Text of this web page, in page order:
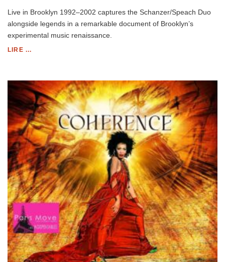
Live in Brooklyn 1992–2002 captures the Schanzer/Speach Duo
alongside legends in a remarkable document of Brooklyn’s
experimental music renaissance.
LIRE ...